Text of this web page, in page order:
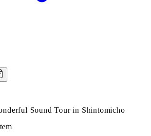
Sound Tour in Shintomicho